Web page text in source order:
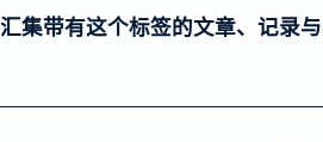
汇集带有这个标签的文章、记录与